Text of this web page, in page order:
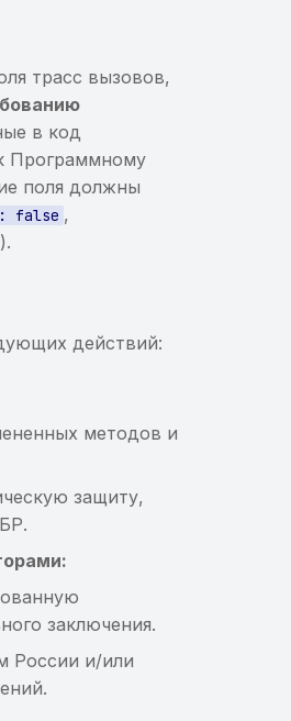
трасс вызовов,
в код
Программному
поля должны
false ,
действий:
методов и
защиту,
заключения.
России и/или